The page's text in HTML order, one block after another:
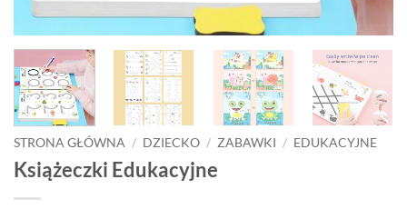
STRONA GŁÓWNA / DZIECKO / ZABAWKI / EDUKACYJNE
Książeczki Edukacyjne